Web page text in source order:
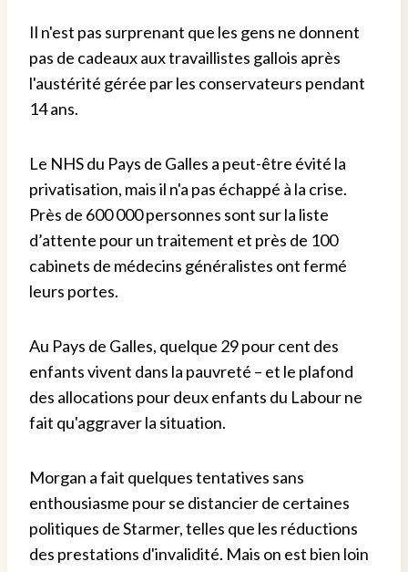
Il n'est pas surprenant que les gens ne donnent
pas de cadeaux aux travaillistes gallois après
l'austérité gérée par les conservateurs pendant
14 ans.
Le NHS du Pays de Galles a peut-être évité la
privatisation, mais il n'a pas échappé à la crise.
Près de 600 000 personnes sont sur la liste
d’attente pour un traitement et près de 100
cabinets de médecins généralistes ont fermé
leurs portes.
Au Pays de Galles, quelque 29 pour cent des
enfants vivent dans la pauvreté – et le plafond
des allocations pour deux enfants du Labour ne
fait qu'aggraver la situation.
Morgan a fait quelques tentatives sans
enthousiasme pour se distancier de certaines
politiques de Starmer, telles que les réductions
des prestations d'invalidité. Mais on est bien loin